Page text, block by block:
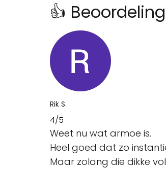
👍
Rik S.
4/5
Weet nu wat armoe is.
Heel goed dat zo
Maar zolang die dikke